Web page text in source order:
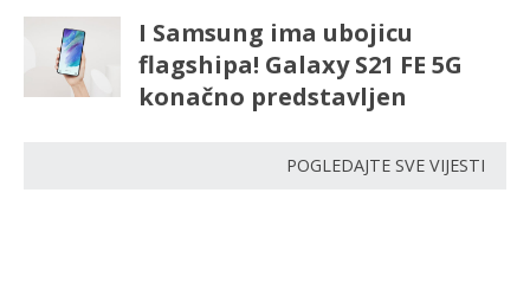
I Samsung ima ubojicu
flagshipa! Galaxy S21 FE 5G
konačno predstavljen
POGLEDAJTE SVE VIJESTI